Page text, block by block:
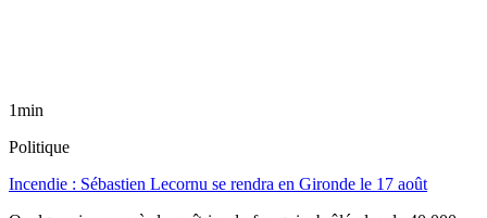
1min
Politique
Incendie : Sébastien Lecornu se rendra en Gironde le 17 août